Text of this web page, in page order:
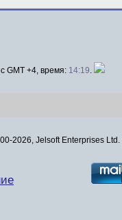
GMT +4, время: 14:19
2026, Jelsoft Enterprises Ltd.